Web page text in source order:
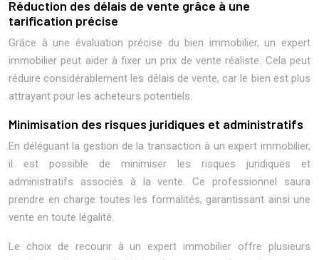
Réduction des délais de vente grâce à une
tarification précise
Grâce à une évaluation précise du bien immobilier, un expert
immobilier peut aider à fixer un prix de vente réaliste. Cela peut
réduire considérablement les délais de vente, car le bien est plus
attrayant pour les acheteurs potentiels.
Minimisation des risques juridiques et administratifs
En déléguant la gestion de la transaction à un expert immobilier,
il est possible de minimiser les risques juridiques et
administratifs associés à la vente. Ce professionnel saura
prendre en charge toutes les formalités, garantissant ainsi une
vente en toute légalité.
Le choix de recourir à un expert immobilier offre plusieurs